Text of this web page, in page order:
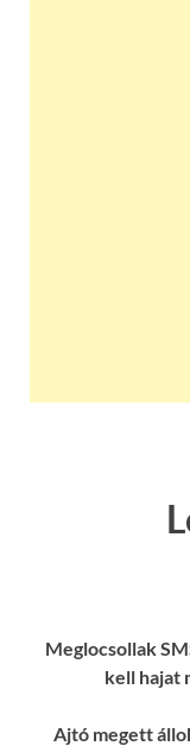
Meglocsollak
kell hajat
Ajtó megett